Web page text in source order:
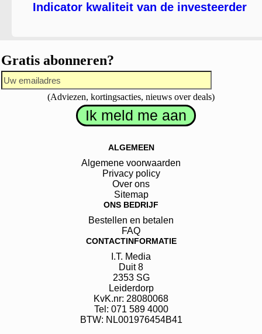
Indicator kwaliteit van de investeerder
Gratis abonneren?
(Adviezen, kortingsacties, nieuws over deals)
ALGEMEEN
Algemene voorwaarden
Privacy policy
Over ons
Sitemap
ONS BEDRIJF
Bestellen en betalen
FAQ
CONTACTINFORMATIE
I.T. Media
Duit8
2353 SG
Leiderdorp
KvK.nr: 28080068
Tel: 071 589 4000
BTW: NL001976454B41